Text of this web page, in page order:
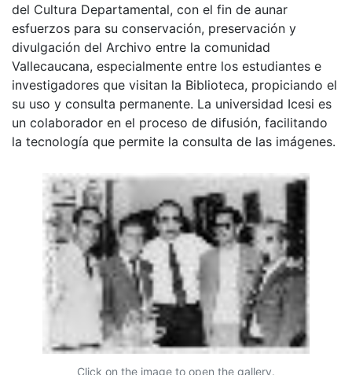
del Cultura Departamental, con el fin de aunar
esfuerzos para su conservación, preservación y
divulgación del Archivo entre la comunidad
Vallecaucana, especialmente entre los estudiantes e
investigadores que visitan la Biblioteca, propiciando el
su uso y consulta permanente. La universidad Icesi es
un colaborador en el proceso de difusión, facilitando
la tecnología que permite la consulta de las imágenes.
Click on the image to open the gallery.